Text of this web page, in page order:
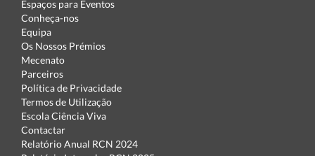
Espaços para Eventos
Conheça-nos
Equipa
Os Nossos Prémios
Mecenato
Parceiros
Política de Privacidade
Termos de Utilização
Escola Ciência Viva
Contactar
Relatório Anual RCN 2024